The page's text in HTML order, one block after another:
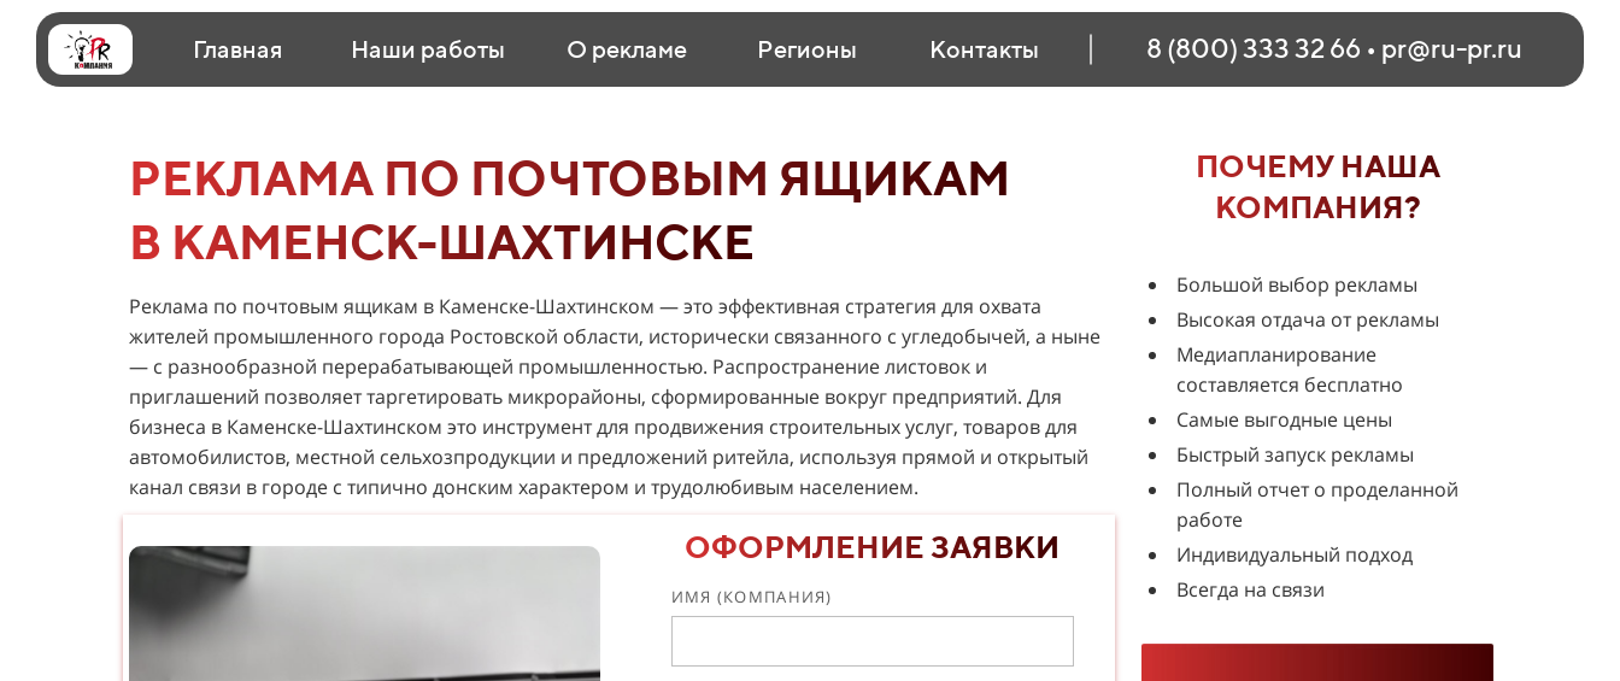
Главная Наши работы О рекламе Регионы Контакты 8 (800) 333 32 66 • pr@ru-pr.ru
РЕКЛАМА ПО ПОЧТОВЫМ ЯЩИКАМ
В КАМЕНСК-ШАХТИНСКЕ
Реклама по почтовым ящикам в Каменске-Шахтинском — это эффективная стратегия для охвата
жителей промышленного города Ростовской области, исторически связанного с угледобычей, а ныне
— с разнообразной перерабатывающей промышленностью. Распространение листовок и
приглашений позволяет таргетировать микрорайоны, сформированные вокруг предприятий. Для
бизнеса в Каменске-Шахтинском это инструмент для продвижения строительных услуг, товаров для
автомобилистов, местной сельхозпродукции и предложений ритейла, используя прямой и открытый
канал связи в городе с типично донским характером и трудолюбивым населением.
ОФОРМЛЕНИЕ ЗАЯВКИ
ИМЯ (КОМПАНИЯ)
ПОЧЕМУ НАША
КОМПАНИЯ?
Большой выбор рекламы
Высокая отдача от рекламы
Медиапланирование
составляется бесплатно
Самые выгодные цены
Быстрый запуск рекламы
Полный отчет о проделанной
работе
Индивидуальный подход
Всегда на связи